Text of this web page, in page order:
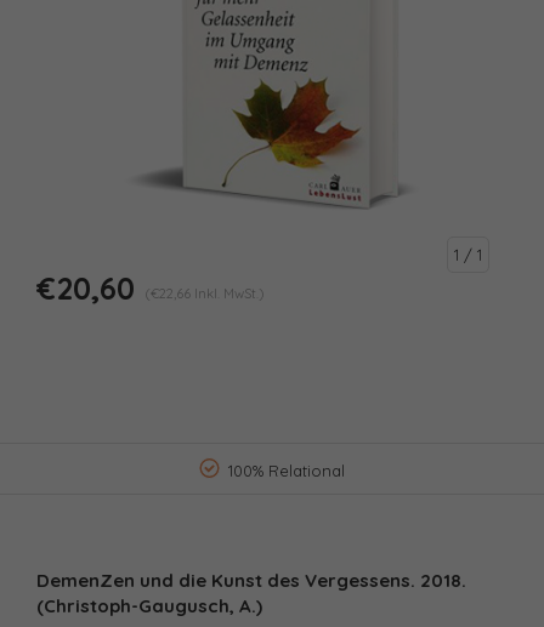
1 / 1
€20,60 (€22,66 Inkl. MwSt.)
100% Relational
DemenZen und die Kunst des Vergessens. 2018.
(Christoph-Gaugusch, A.)